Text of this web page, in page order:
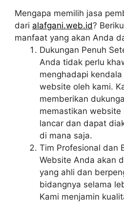
Mengapa memilih jasa
dari alafgani.web.id?
manfaat yang akan Anda
Dukungan Penuh
Anda tidak perlu
menghadapi
website oleh kami.
memberikan
memastikan website
lancar dan dapat
di mana saja.
Tim Profesional dan
Website Anda akan
yang ahli dan
bidangnya selama
Kami menjamin